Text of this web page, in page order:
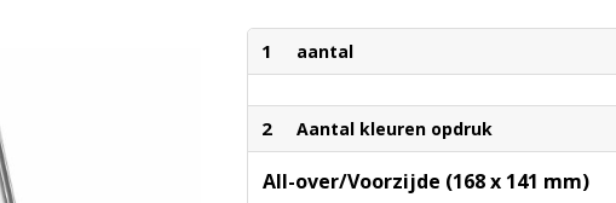
1 aantal
2 Aantal kleuren opdruk
All-over/Voorzijde (168 x 141 mm)